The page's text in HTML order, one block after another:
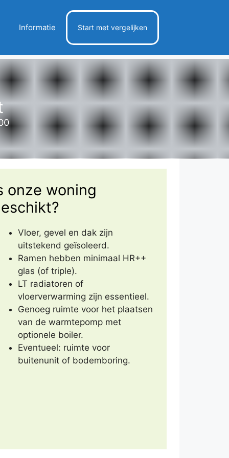
Informatie Start met vergelijken
onze woning
Vloer, gevel en dak zijn
uitstekend geïsoleerd.
Ramen hebben minimaal HR++
glas (of triple).
LT radiatoren of
vloerverwarming zijn essentieel.
Genoeg ruimte voor het plaatsen
van de warmtepomp met
optionele boiler.
Eventueel: ruimte voor
buitenunit of bodemboring.